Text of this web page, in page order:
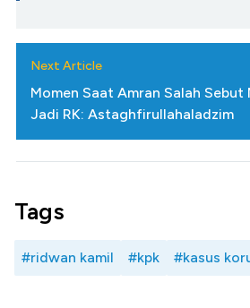
Next Article
Momen Saat Amran Salah Sebut
Jadi RK: Astaghfirullahaladzim
Tags
#ridwan kamil #kpk #kasus